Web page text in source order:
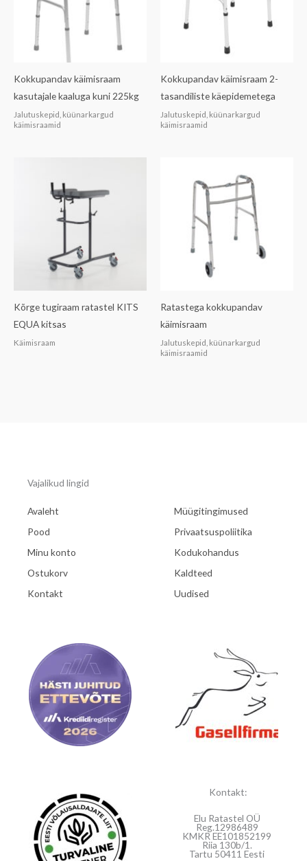
Kokkupandav käimisraam
kasutajale kaaluga kuni 225kg
Jalutuskepid, küünarkargud
käimisraamid
Kokkupandav käimisraam 2-
tasandiliste käepidemetega
Jalutuskepid, küünarkargud
käimisraamid
Kõrge tugiraam ratastel KITS
EQUA kitsas
Käimisraam
Ratastega kokkupandav
käimisraam
Jalutuskepid, küünarkargud
käimisraamid
Vajalikud lingid
Avaleht
Pood
Minu konto
Ostukorv
Kontakt
Müügitingimused
Privaatsuspoliitika
Kodukohandus
Kaldteed
Uudised
Kontakt:
Elu Ratastel OÜ
Reg.12986489
KMKR EE101852199
Riia 130b/1.
Tartu 50411 Eesti